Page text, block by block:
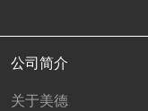
公司简介
关于美德